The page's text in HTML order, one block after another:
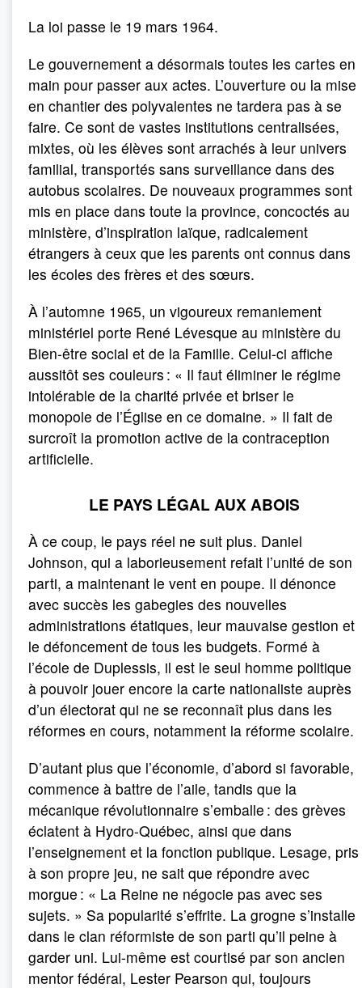
La loi passe le 19 mars 1964.
Le gouvernement a désormais toutes les cartes en
main pour passer aux actes. L’ouverture ou la mise
en chantier des polyvalentes ne tardera pas à se
faire. Ce sont de vastes institutions centralisées,
mixtes, où les élèves sont arrachés à leur univers
familial, transportés sans surveillance dans des
autobus scolaires. De nouveaux programmes sont
mis en place dans toute la province, concoctés au
ministère, d’inspiration laïque, radicalement
étrangers à ceux que les parents ont connus dans
les écoles des frères et des sœurs.
À l’automne 1965, un vigoureux remaniement
ministériel porte René Lévesque au ministère du
Bien-être social et de la Famille. Celui-ci affiche
aussitôt ses couleurs : « Il faut éliminer le régime
intolérable de la charité privée et briser le
monopole de l’Église en ce domaine. » Il fait de
surcroît la promotion active de la contraception
artificielle.
LE PAYS LÉGAL AUX ABOIS
À ce coup, le pays réel ne suit plus. Daniel
Johnson, qui a laborieusement refait l’unité de son
parti, a maintenant le vent en poupe. Il dénonce
avec succès les gabegies des nouvelles
administrations étatiques, leur mauvaise gestion et
le défoncement de tous les budgets. Formé à
l’école de Duplessis, il est le seul homme politique
à pouvoir jouer encore la carte nationaliste auprès
d’un électorat qui ne se reconnaît plus dans les
réformes en cours, notamment la réforme scolaire.
D’autant plus que l’économie, d’abord si favorable,
commence à battre de l’aile, tandis que la
mécanique révolutionnaire s’emballe : des grèves
éclatent à Hydro-Québec, ainsi que dans
l’enseignement et la fonction publique. Lesage, pris
à son propre jeu, ne sait que répondre avec
morgue : « La Reine ne négocie pas avec ses
sujets. » Sa popularité s’effrite. La grogne s’installe
dans le clan réformiste de son parti qu’il peine à
garder uni. Lui-même est courtisé par son ancien
mentor fédéral, Lester Pearson qui, toujours